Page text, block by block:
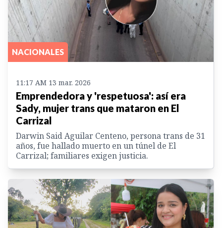
NACIONALES
11:17 AM 13 mar. 2026
Emprendedora y 'respetuosa': así era
Sady, mujer trans que mataron en El
Carrizal
Darwin Said Aguilar Centeno, persona trans de 31
años, fue hallado muerto en un túnel de El
Carrizal; familiares exigen justicia.